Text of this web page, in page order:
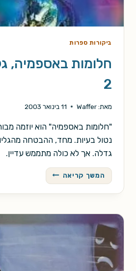
ביקורות ספרות
חלומות באספמיה,
2
מאת:Waffer 11 בינואר 2003
"חלומות באספמיה" הוא יוזמה
נטול בעיות. מחד, ההבטחה
גדלה. אך לא כולה מתממש עדיין.
המשך קריאה חלומות
באספמיה,
גליון
2